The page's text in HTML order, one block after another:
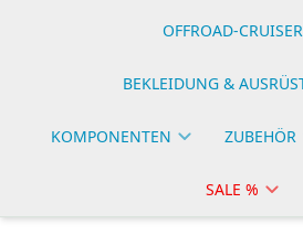
OFFROAD-CRUISER
BEKLEIDUNG &
KOMPONENTEN ZUBEHÖR
SALE %